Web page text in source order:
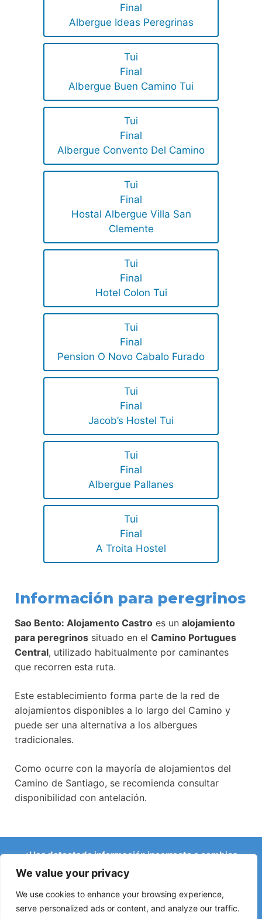
We value your privacy
We use cookies to enhance your browsing experience,
serve personalized ads or content, and analyze our traffic.
Final
Albergue Ideas Peregrinas
Tui
Final
Albergue Buen Camino Tui
Tui
Final
Albergue Convento Del Camino
Tui
Final
Hostal Albergue Villa San
Clemente
Tui
Final
Hotel Colon Tui
Tui
Final
Pension O Novo Cabalo Furado
Tui
Final
Jacob’s Hostel Tui
Tui
Final
Albergue Pallanes
Tui
Final
A Troita Hostel
Información para peregrinos
Sao Bento: Alojamento Castro es un alojamiento
para peregrinos situado en el Camino Portugues
Central, utilizado habitualmente por caminantes
que recorren esta ruta.
Este establecimiento forma parte de la red de
alojamientos disponibles a lo largo del Camino y
puede ser una alternativa a los albergues
tradicionales.
Como ocurre con la mayoría de alojamientos del
Camino de Santiago, se recomienda consultar
disponibilidad con antelación.
¿Has detectado información incorrecta o cambios
recientes en el Camino?
Avisos sobre albergues cerrados, inundaciones, desvíos,
obras u otros cambios ayudan a mantener la guía
actualizada.